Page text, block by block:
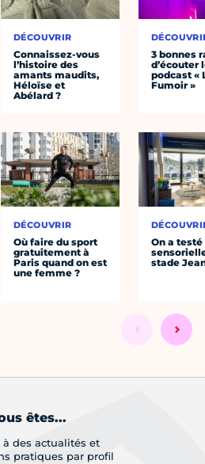
DÉCOUVRIR
Connaissez-vous
l’histoire des
amants maudits,
Héloïse et
Abélard ?
DÉCOUVRIR
Où faire du sport
gratuitement à
Paris quand on est
une femme ?
3 bonnes
d’écouter
podcast «
Fumoir »
On a
stade
êtes...
à des actualités et
pratiques par profil